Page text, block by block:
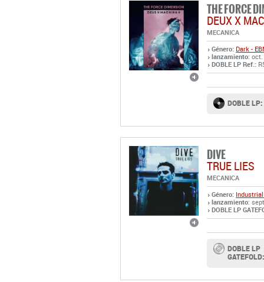
THE FORCE
DEUX X
MECANICA
Género: Dark -
lanzamiento: oct.
DOBLE LP Ref.:
DOBLE LP:
DIVE
TRUE LIES
MECANICA
Género:
lanzamiento:
DOBLE LP
DOBLE LP
GATEFOLD: